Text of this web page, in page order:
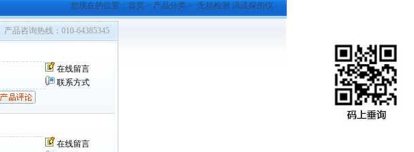
您现在的位置： 首页 > 产品分类 > 无损检测 涡流探伤仪
产品咨询热线：010-64385345
在线留言
联系方式
在线留言